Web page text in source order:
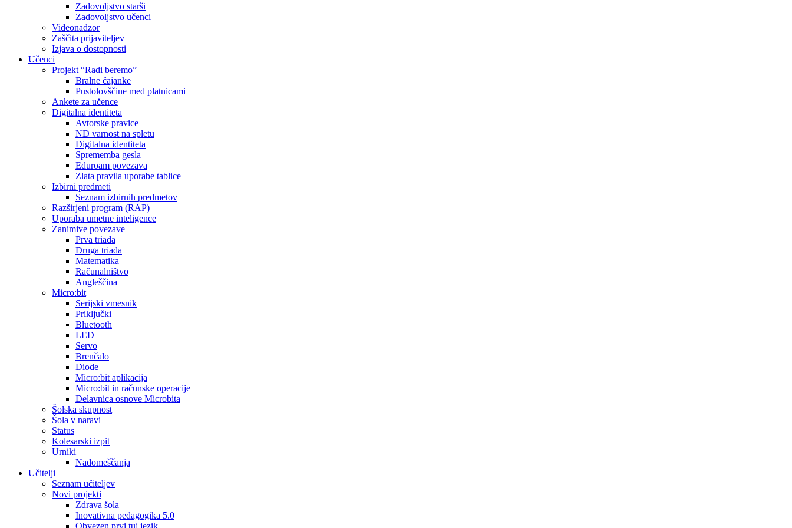
Zadovoljstvo starši
Zadovoljstvo učenci
Videonadzor
Zaščita prijaviteljev
Izjava o dostopnosti
Učenci
Projekt “Radi beremo”
Bralne čajanke
Pustolovščine med platnicami
Ankete za učence
Digitalna identiteta
Avtorske pravice
ND varnost na spletu
Digitalna identiteta
Sprememba gesla
Eduroam povezava
Zlata pravila uporabe tablice
Izbirni predmeti
Seznam izbirnih predmetov
Razširjeni program (RAP)
Uporaba umetne inteligence
Zanimive povezave
Prva triada
Druga triada
Matematika
Računalništvo
Angleščina
Micro:bit
Serijski vmesnik
Priključki
Bluetooth
LED
Servo
Brenčalo
Diode
Micro:bit aplikacija
Micro:bit in računske operacije
Delavnica osnove Microbita
Šolska skupnost
Šola v naravi
Status
Kolesarski izpit
Urniki
Nadomeščanja
Učitelji
Seznam učiteljev
Novi projekti
Zdrava šola
Inovativna pedagogika 5.0
Obvezen prvi tuj jezik